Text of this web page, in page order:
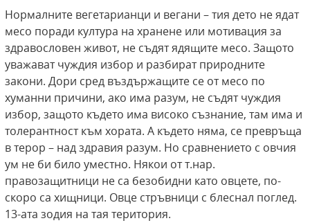
Нормалните вегетарианци и вегани – тия дето не ядат
месо поради култура на хранене или мотивация за
здравословен живот, не съдят ядящите месо. Защото
уважават чуждия избор и разбират природните
закони. Дори сред въздържащите се от месо по
хуманни причини, ако има разум, не съдят чуждия
избор, защото където има високо съзнание, там има и
толерантност към хората. А където няма, се превръща
в терор – над здравия разум. Но сравнението с овчия
ум не би било уместно. Някои от т.нар.
правозащитници не са безобидни като овцете, по-
скоро са хищници. Овце стръвници с блеснал поглед.
13-ата зодия на тая територия.